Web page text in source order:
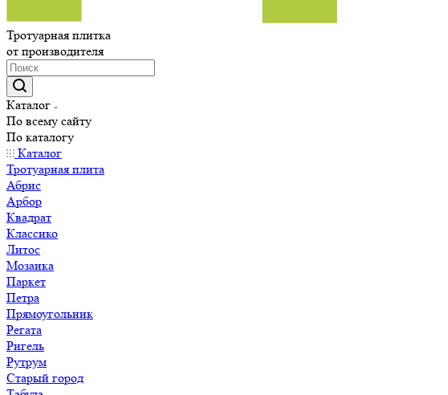
Тротуарная плитка
от производителя
Каталог
По всему сайту
По каталогу
Каталог
Тротуарная плита
Абрис
Арбор
Квадрат
Классико
Литос
Мозаика
Паркет
Петра
Прямоугольник
Регата
Ригель
Рутрум
Старый город